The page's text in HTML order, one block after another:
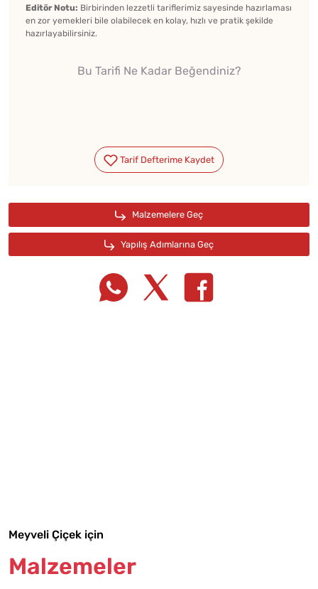
Editör Notu: Birbirinden lezzetli tariflerimiz sayesinde hazırlaması
en zor yemekleri bile olabilecek en kolay, hızlı ve pratik şekilde
hazırlayabilirsiniz.
Bu Tarifi Ne Kadar Beğendiniz?
Meyveli Çiçek için
Malzemeler